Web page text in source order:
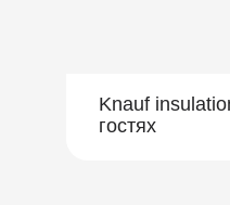
Knauf
гостях